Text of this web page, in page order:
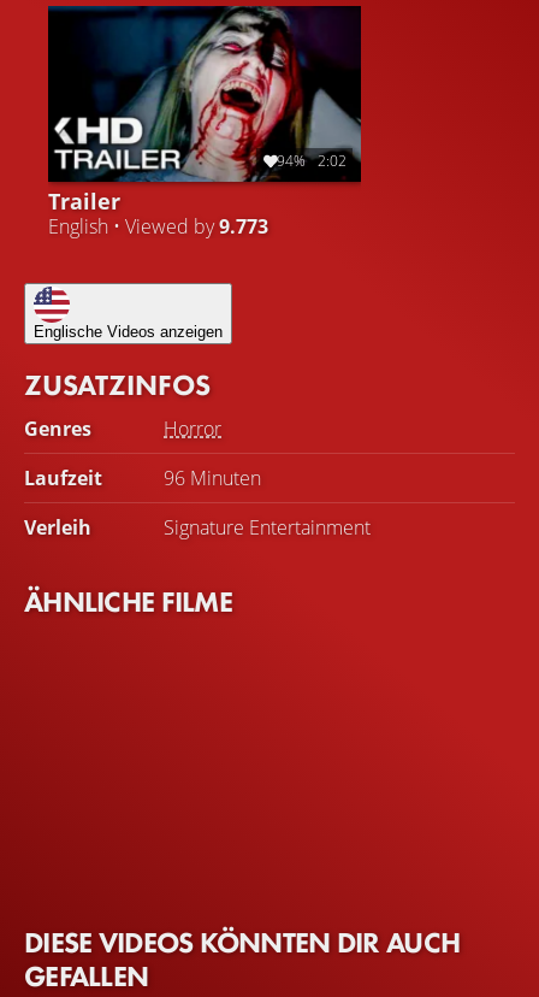
Vergangenheit verloren. Er denkt, dass er sie im Grunde
umkehren und die Toten zurückbringen kann - mit
tödlichen Folgen.
94% 2:02
Trailer
English • Viewed by9.773
Englische Videos anzeigen
ZUSATZINFOS
Genres
Horror
Laufzeit
96 Minuten
Verleih
Signature Entertainment
ÄHNLICHE FILME
DIESE VIDEOS KÖNNTEN DIR AUCH
GEFALLEN